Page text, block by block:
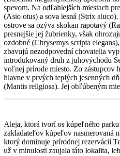
spevom. Na odľahlejších miestach
(Asio otus) a sova lesná (Strix
ostrove sa ozýva skokan rapotavý
presnejšie jej žubrienky, však
ozdobné (Chrysemys scripta
zbavujú nezodpovední chovatelia
introdukovaný druh z juhovýchodu
voľnej prírode miesto. Zo zástupcov
hlavne v prvých teplých jesenných
(Mantis religiosa). Jej obľúbeným
Aleja, ktorá tvorí os kúpeľného
zakladateľov kúpeľov nasmerovaná
ktorý dominuje prírodnej rezervácií
už v minulosti zaujala táto lokalita,